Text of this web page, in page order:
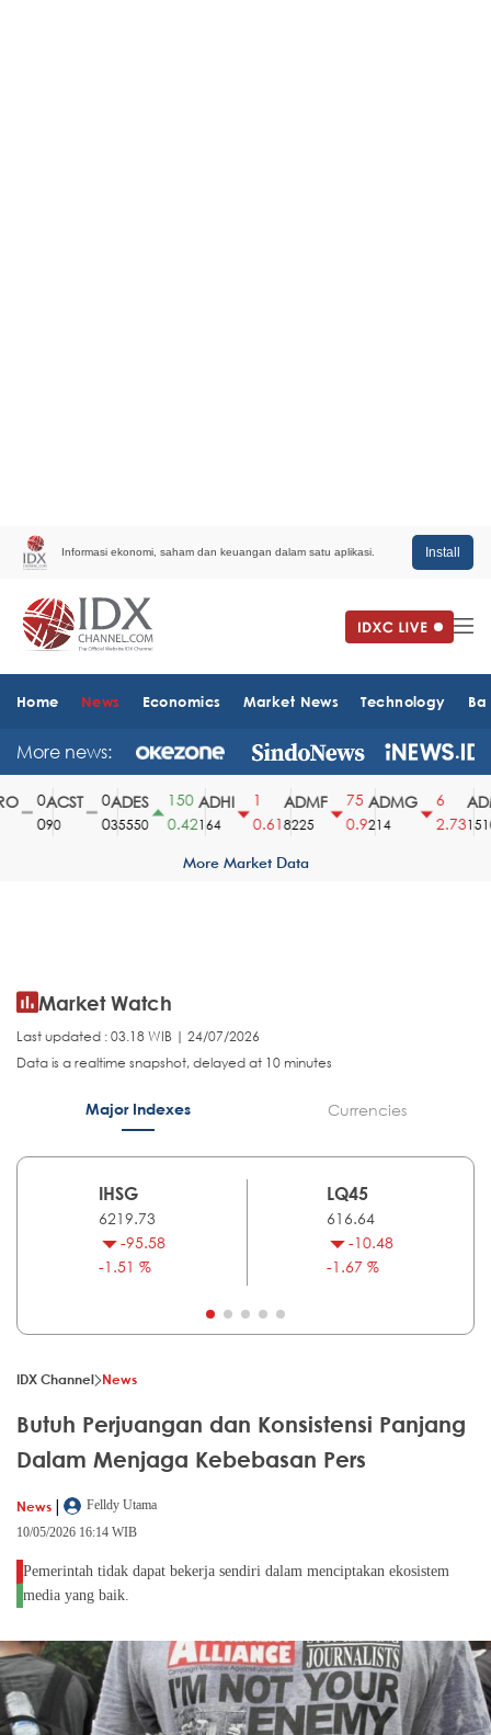
Informasi ekonomi, saham dan keuangan dalam satu aplikasi. Install
Home News Economics Market News Technology
More news:
ACST
90
ADES
35550
150
0.42
ADHI
164
0.61
ADMF
8225
75
0.9
ADMG
214
2.731510
More Market Data
Market Watch
Last updated : 03.18 WIB | 24/07/2026
Data is a realtime snapshot, delayed at 10 minutes
Major Indexes Currencies
IHSG
6219.73
-95.58
-1.51 %
LQ45
616.64
-10.48
-1.67 %
IDX Channel News
Butuh Perjuangan dan Konsistensi Panjang
Dalam Menjaga Kebebasan Pers
News |
Felldy Utama
10/05/2026 16:14 WIB
Pemerintah tidak dapat bekerja sendiri dalam menciptakan ekosistem
media yang baik.